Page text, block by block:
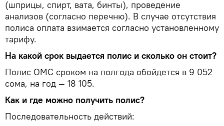
(шприцы, спирт, вата, бинты), проведение
анализов (согласно перечню). В случае отсутствия
полиса оплата взимается согласно установленному
тарифу.
На какой срок выдается полис и сколько он стоит?
Полис ОМС сроком на полгода обойдется в 9 052
сома, на год — 18 105.
Как и где можно получить полис?
Последовательность действий: